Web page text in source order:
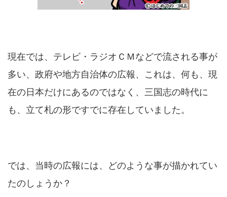
現在では、テレビ・ラジオＣＭなどで流される事が
多い、政府や地方自治体の広報、これは、何も、現
在の日本だけにあるのではなく、三国志の時代に
も、立て札の形ですでに存在していました。
では、当時の広報には、どのような事が描かれてい
たのしょうか？